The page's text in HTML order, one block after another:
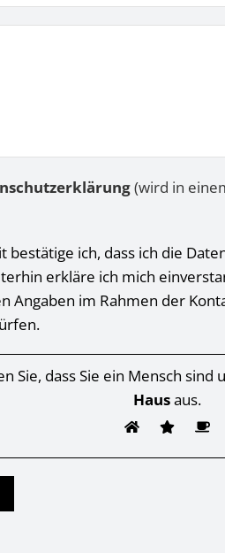
(wird in
bestätige ich, dass ich die
erkläre ich mich
Angaben im Rahmen der
Sie, dass Sie ein Mensch sind
Hausaus.